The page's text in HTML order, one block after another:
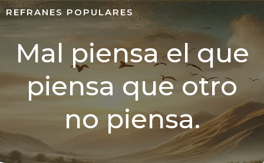
REFRANES POPULARES
Mal piensa el que
piensa que otro
no piensa.